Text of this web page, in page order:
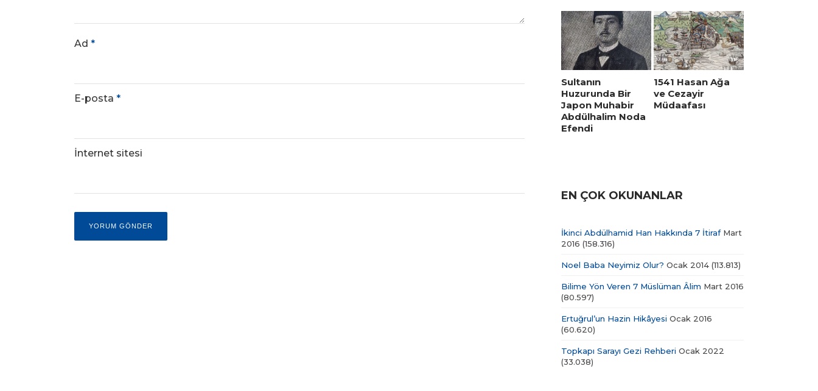
Ad *
E-posta *
İnternet sitesi
Sultanın
Huzurunda Bir
Japon Muhabir
Abdülhalim Noda
Efendi
1541 Hasan Ağa
ve Cezayir
Müdaafası
EN ÇOK OKUNANLAR
İkinci Abdülhamid Han Hakkında 7 İtirafMart
2016 (158.316)
Noel Baba Neyimiz Olur? Ocak 2014 (113.813)
Bilime Yön Veren 7 Müslüman Âlim Mart 2016
(80.597)
Ertuğrul’un Hazin Hikâyesi Ocak 2016
(60.620)
Topkapı Sarayı Gezi Rehberi Ocak 2022
(33.038)